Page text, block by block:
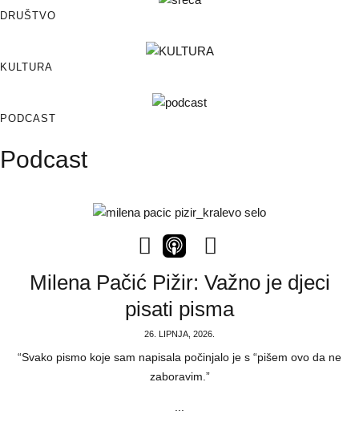
DRUŠTVO
KULTURA
PODCAST
Podcast
Milena Pačić Pižir: Važno je djeci
pisati pisma
26. LIPNJA, 2026.
“Svako pismo koje sam napisala počinjalo je s “pišem ovo da ne
zaboravim.”